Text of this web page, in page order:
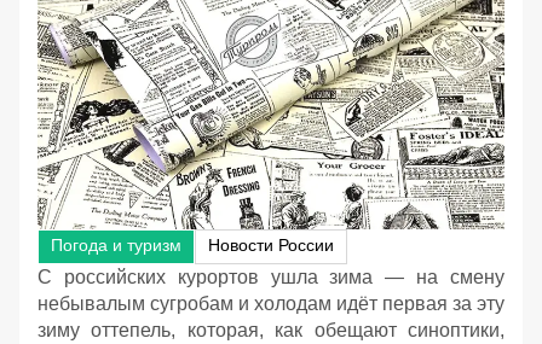
Погода и туризм Новости России
С российских курортов ушла зима — на смену
небывалым сугробам и холодам идёт первая за эту
зиму оттепель, которая, как обещают синоптики,